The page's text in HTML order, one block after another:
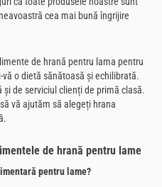
cea mai bună îngrijire
de hrană pentru lama pentru
o dietă sănătoasă și echilibrată.
de serviciul clienți de primă clasă.
vă ajutăm să alegeți hrana
de hrană pentru lame
pentru lame?